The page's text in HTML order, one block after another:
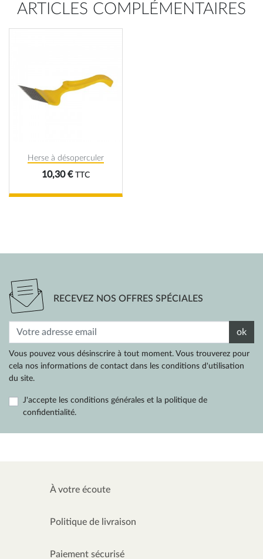
ARTICLES COMPLÉMENTAIRES
Herse à désoperculer
Prix
10,30 € TTC
RECEVEZ NOS OFFRES SPÉCIALES
ok
Vous pouvez vous désinscrire à tout moment. Vous trouverez pour
cela nos informations de contact dans les conditions d'utilisation
du site.
J'accepte les conditions générales et la politique de
confidentialité.
À votre écoute
Politique de livraison
Paiement sécurisé